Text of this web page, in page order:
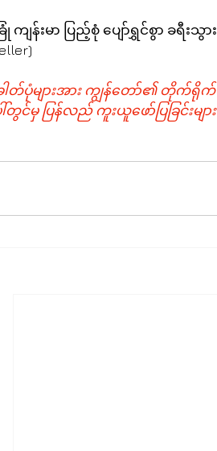
န်းမာ ပြည့်စုံ ပျော်ရွှင်စွာ ခရီးသွား
ဓါတ်ပုံများအား ကျွန်တော်၏ တိုက်
မှ ပြန်လည် ကူးယူဖော်ပြခြင်းမျာ